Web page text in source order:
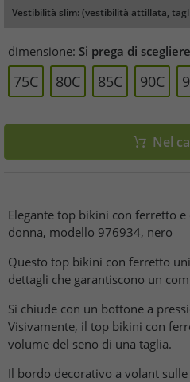
Vestibilità slim: (vestibilità attillata,
dimensione: Si prega di scegliere
75C 80C 85C 90C
Nel
Elegante top bikini con ferretto
donna, modello 976934, nero
Questo top bikini con ferretto
dettagli che garantiscono un
Si chiude con un bottone a
Visivamente, il top bikini con
volume del seno di una taglia.
Il bordo decorativo a volant